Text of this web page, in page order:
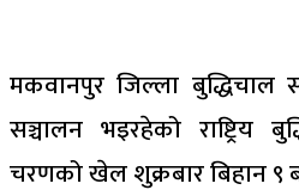
मकवानपुर जिल्ला
सञ्चालन भइरहेको
चरणको खेल शुक्रबार बिहान ९